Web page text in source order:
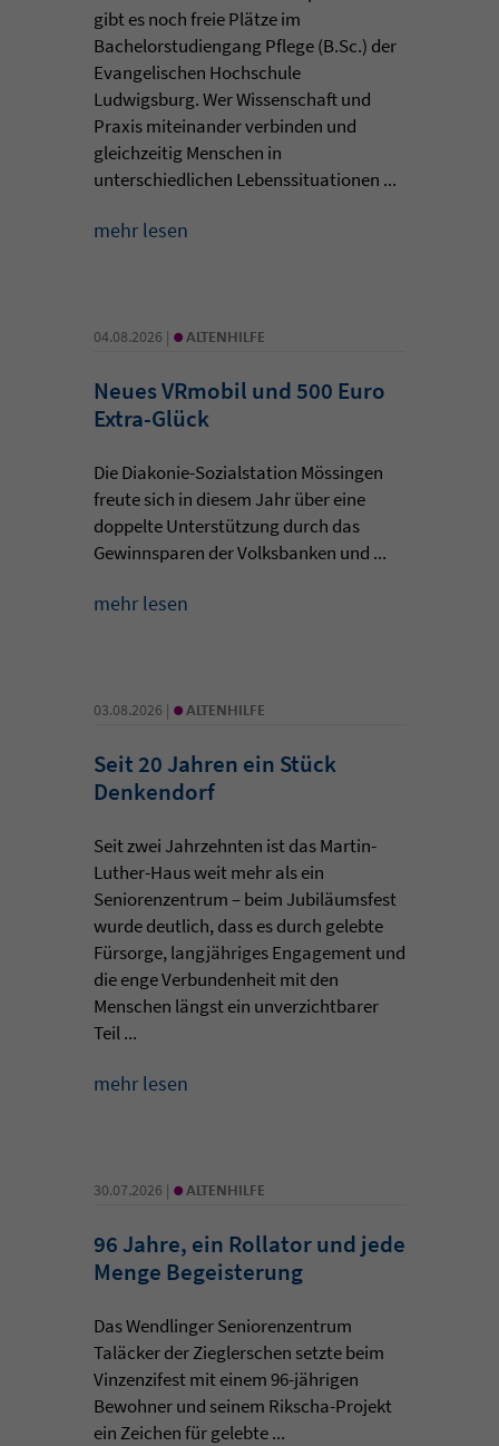
gibt es noch freie Plätze im
Bachelorstudiengang Pflege (B.Sc.) der
Evangelischen Hochschule
Ludwigsburg. Wer Wissenschaft und
Praxis miteinander verbinden und
gleichzeitig Menschen in
unterschiedlichen Lebenssituationen ...
mehr lesen
04.08.2026 | • ALTENHILFE
Neues VRmobil und 500 Euro
Extra-Glück
Die Diakonie-Sozialstation Mössingen
freute sich in diesem Jahr über eine
doppelte Unterstützung durch das
Gewinnsparen der Volksbanken und ...
mehr lesen
03.08.2026 | • ALTENHILFE
Seit 20 Jahren ein Stück
Denkendorf
Seit zwei Jahrzehnten ist das Martin-
Luther-Haus weit mehr als ein
Seniorenzentrum – beim Jubiläumsfest
wurde deutlich, dass es durch gelebte
Fürsorge, langjähriges Engagement und
die enge Verbundenheit mit den
Menschen längst ein unverzichtbarer
Teil ...
mehr lesen
30.07.2026 | • ALTENHILFE
96 Jahre, ein Rollator und jede
Menge Begeisterung
Das Wendlinger Seniorenzentrum
Taläcker der Zieglerschen setzte beim
Vinzenzifest mit einem 96-jährigen
Bewohner und seinem Rikscha-Projekt
ein Zeichen für gelebte ...